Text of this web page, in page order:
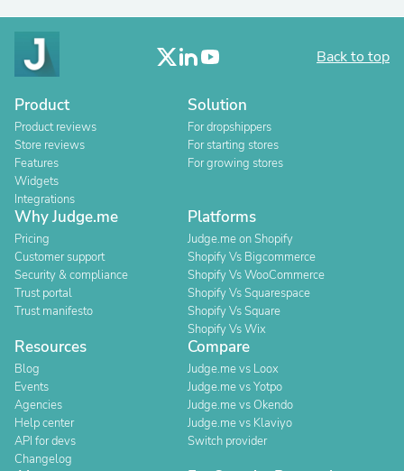
Back to top
Product
Product reviews
Store reviews
Features
Widgets
Integrations
Solution
For dropshippers
For starting stores
For growing stores
Why Judge.me
Pricing
Customer support
Security & compliance
Trust portal
Trust manifesto
Platforms
Judge.me on Shopify
Shopify Vs Bigcommerce
Shopify Vs WooCommerce
Shopify Vs Squarespace
Shopify Vs Square
Shopify Vs Wix
Resources
Blog
Events
Agencies
Help center
API for devs
Changelog
Compare
Judge.me vs Loox
Judge.me vs Yotpo
Judge.me vs Okendo
Judge.me vs Klaviyo
Switch provider